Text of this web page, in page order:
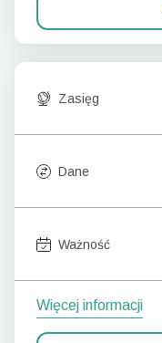
Zasięg
Dane
Ważność
Więcej informacji